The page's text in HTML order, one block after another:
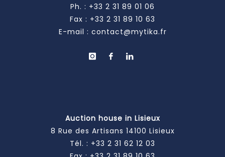
Ph. : +33 2 31 89 01 06
Fax : +33 2 31 89 10 63
E-mail : contact@mytika.fr
Auction house in Lisieux
8 Rue des Artisans 14100 Lisieux
Tél. : +33 2 31 62 12 03